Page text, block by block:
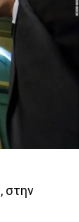
στην